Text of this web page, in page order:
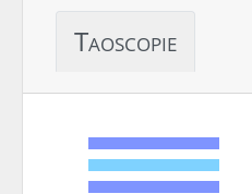
Taoscopie